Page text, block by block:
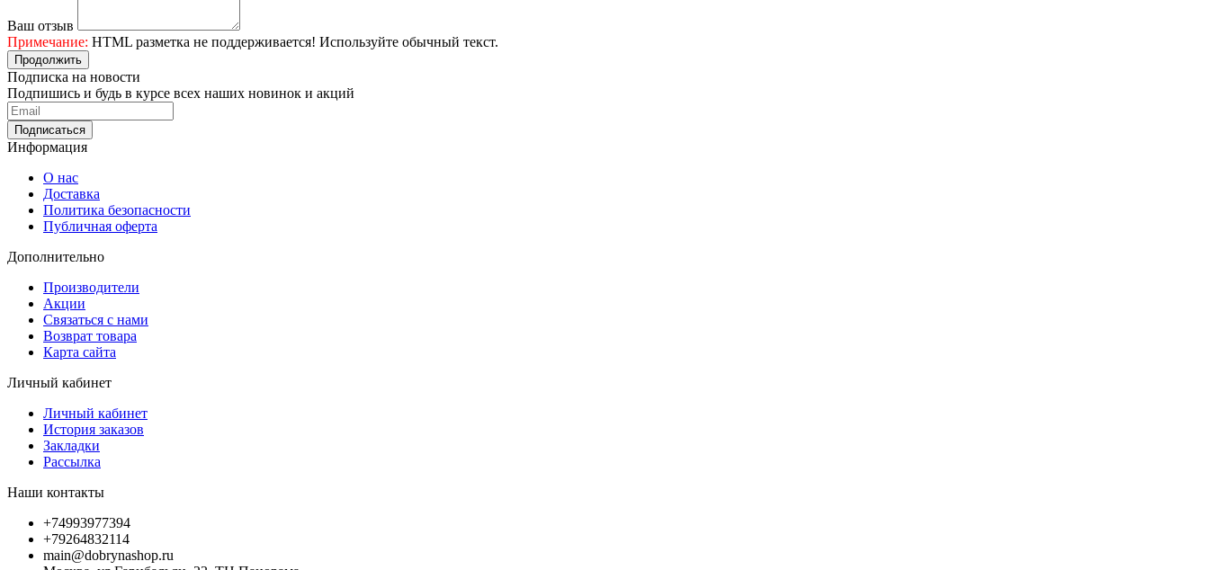
Ваш отзыв
Примечание: HTML разметка не поддерживается! Используйте обычный текст.
Продолжить
Подписка на новости
Подпишись и будь в курсе всех наших новинок и акций
Информация
О нас
Доставка
Политика безопасности
Публичная оферта
Дополнительно
Производители
Акции
Связаться с нами
Возврат товара
Карта сайта
Личный кабинет
Личный кабинет
История заказов
Закладки
Рассылка
Наши контакты
+74993977394
+79264832114
main@dobrynashop.ru